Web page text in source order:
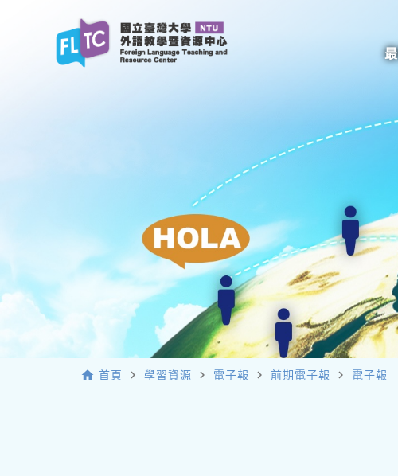
home 首頁 navigate_next 學習資源 navigate_next 電子報 navigate_next 前期電子報 navigate_next 電子報